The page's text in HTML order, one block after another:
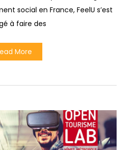
social en France, FeelU s’est
à faire des
More